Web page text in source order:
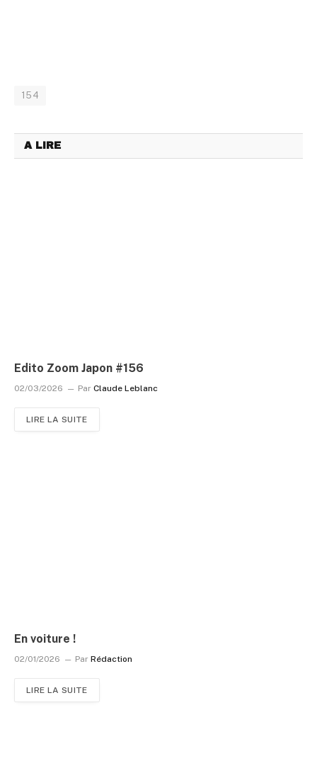
154
A LIRE
Edito Zoom Japon #156
02/03/2026 Par Claude Leblanc
LIRE LA SUITE
En voiture !
02/01/2026 Par Rédaction
LIRE LA SUITE